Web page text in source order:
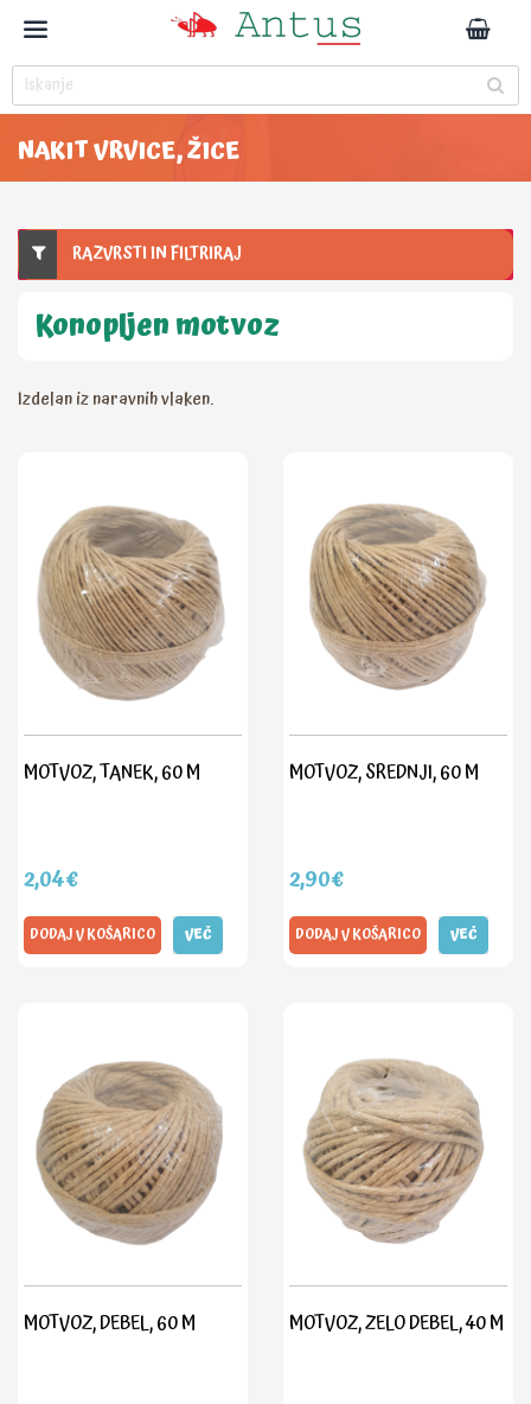
NAKIT VRVICE, ŽICE
RAZVRSTI IN FILTRIRAJ
Konopljen motvoz
Izdelan iz naravnih vlaken.
MOTVOZ, TANEK, 60 M
2,04€
DODAJ V KOŠARICO VEČ
MOTVOZ, SREDNJI, 60 M
2,90€
DODAJ V KOŠARICO VEČ
MOTVOZ, DEBEL, 60 M MOTVOZ, ZELO DEBEL, 40 M